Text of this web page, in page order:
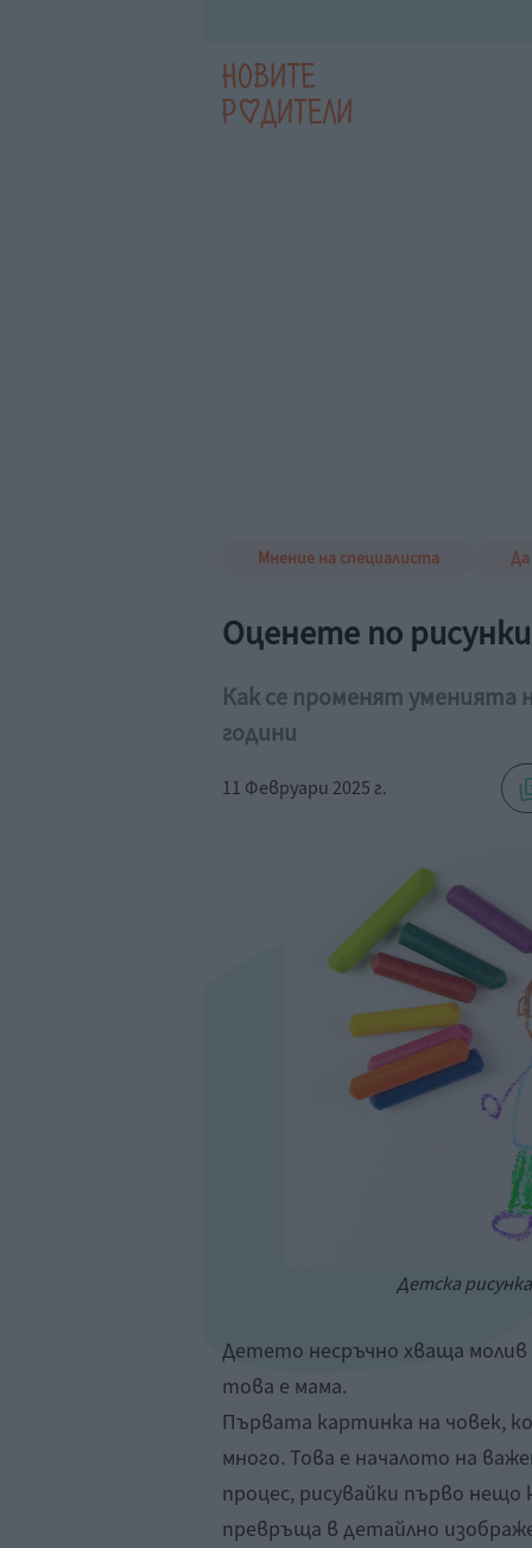
Мнение на специалиста
Оценете по
Как се променят уменията
години
11 Февруари 2025 г.
Детска
Детето несръчно хваща молив
това е мама.
Първата картинка на човек,
много. Това е началото на
процес, рисувайки първо
превръща в детайлно